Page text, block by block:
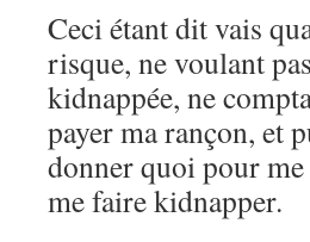
Ceci étant dit vais
risque, ne voulant
kidnappée, ne
payer ma rançon, et
donner quoi pour
me faire kidnapper.